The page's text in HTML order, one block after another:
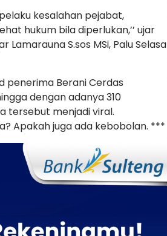
kesalahan pejabat,
hukum bila diperlukan,’’ ujar
Lamarauna S.sos MSi, Palu Selasa
penerima Berani Cerdas
dengan adanya 310
tersebut menjadi viral.
Apakah juga ada kebobolan. ***